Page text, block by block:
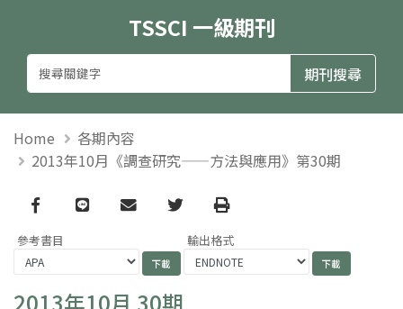
TSSCI 一級期刊
Home
各期內容
2013年10月《調查研究——方法與應用》第30期
Facebook
line email TwitterPrint
參考書目 輸出格式
2013年10月 30期